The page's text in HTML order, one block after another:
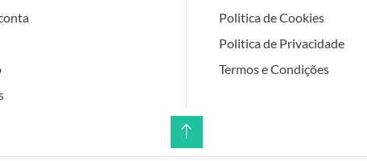
Politica de Cookies
Politica de Privacidade
Termos e Condições